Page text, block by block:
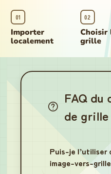
01
Importer
localement
02
Choisir
grille
Générateur
FAQ du
de grille
Puis-je l’utiliser
image-vers-